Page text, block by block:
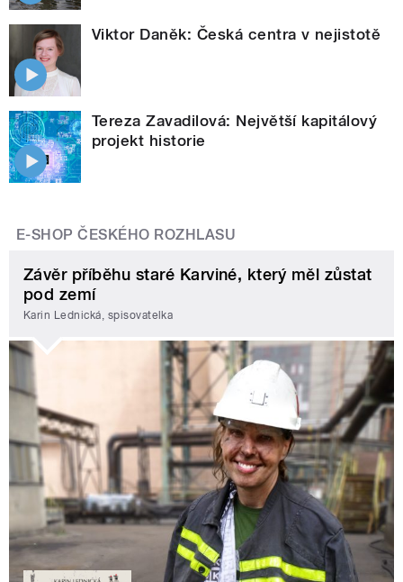
Viktor Daněk: Česká centra v nejistotě
Tereza Zavadilová: Největší kapitálový
projekt historie
E-SHOP ČESKÉHO ROZHLASU
Závěr příběhu staré Karviné, který měl zůstat
pod zemí
Karin Lednická, spisovatelka